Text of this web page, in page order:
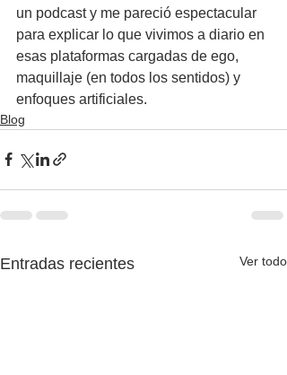
un podcast y me pareció espectacular
para explicar lo que vivimos a diario en
esas plataformas cargadas de ego,
maquillaje (en todos los sentidos) y
enfoques artificiales.
Blog
Entradas recientes Ver todo